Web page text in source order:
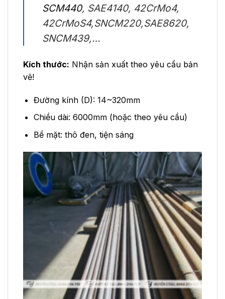
SCM440, SAE4140, 42CrMo4,
42CrMoS4,SNCM220,SAE8620,
SNCM439,…
Kích thước: Nhận sản xuất theo yêu cầu bản
vẽ!
Đường kính (D): 14~320mm
Chiều dài: 6000mm (hoặc theo yêu cầu)
Bề mặt: thô đen, tiện sáng